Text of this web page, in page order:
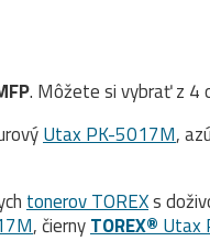
. Môžete si vybrať z 4
Utax PK-5017M,
tonerov TOREXs
, čiernyTOREX® Utax